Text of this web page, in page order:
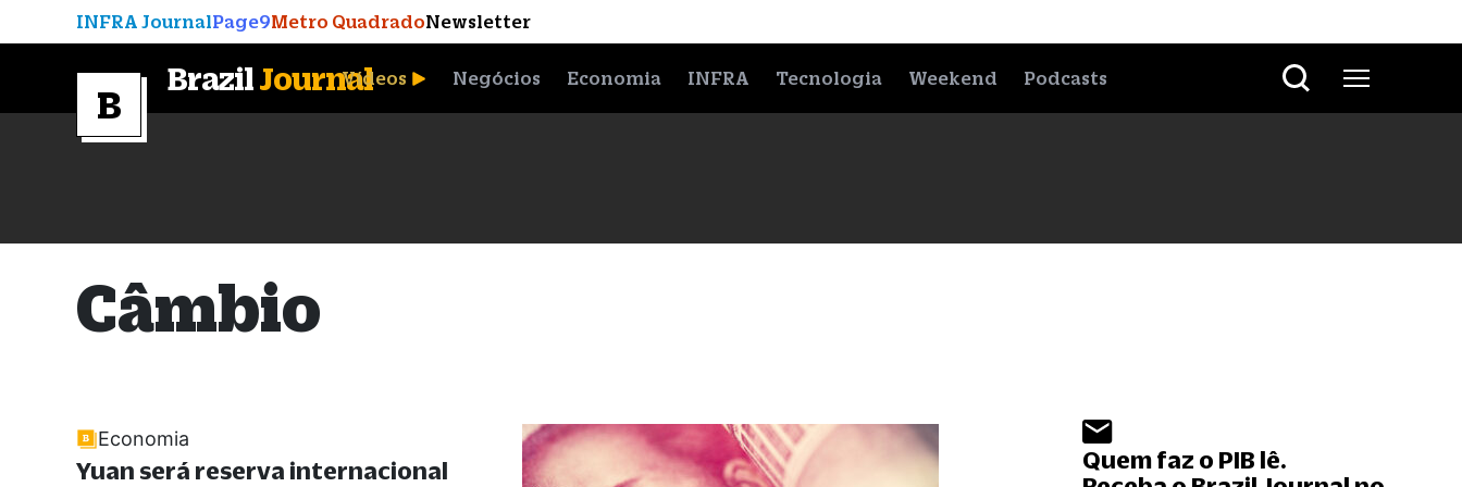
INFRA JournalPage9Metro QuadradoNewsletter
BrazilJournalVídeos Negócios Economia INFRA Tecnologia Weekend Podcasts
Câmbio
Economia
Yuan será reserva internacional
Quem faz o PIB lê.